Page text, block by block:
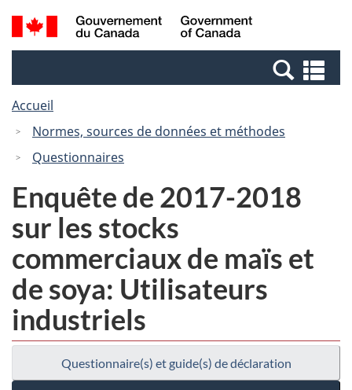
Passer
au
Passer
à
Canada
Recherche
et
et
Accueil
Normes, sources de données et méthodes
Questionnaires
Enquête de 2017-2018
sur les stocks
commerciaux de maïs et
de soya: Utilisateurs
industriels
Questionnaire(s) et guide(s) de déclaration